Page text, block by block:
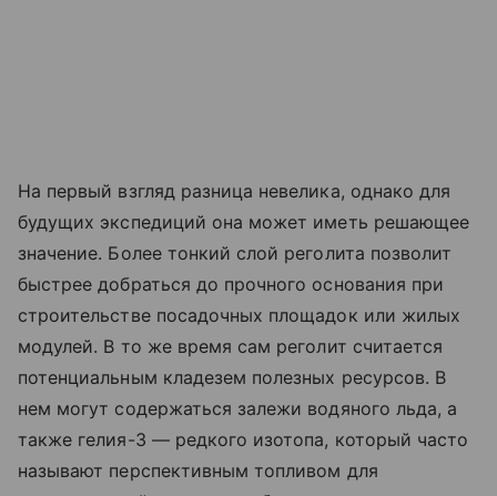
На первый взгляд разница невелика, однако для
будущих экспедиций она может иметь решающее
значение. Более тонкий слой реголита позволит
быстрее добраться до прочного основания при
строительстве посадочных площадок или жилых
модулей. В то же время сам реголит считается
потенциальным кладезем полезных ресурсов. В
нем могут содержаться залежи водяного льда, а
также гелия-3 — редкого изотопа, который часто
называют перспективным топливом для